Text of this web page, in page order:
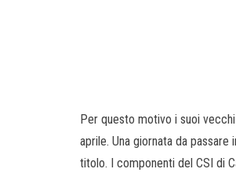
Per questo motivo i suoi
aprile. Una giornata da
titolo. I componenti del CSI di